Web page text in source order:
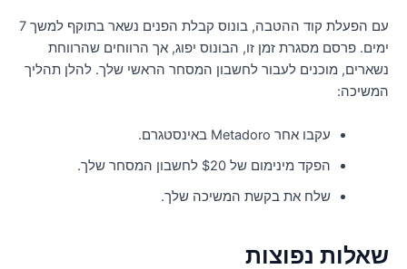
עם הפעלת קוד ההטבה, בונוס קבלת הפנים נשאר בתוקף למשך 7
פרסם מסגרת זמן זו, הבונוס יפוג, אך הרווחים שהרווחת
מוכנים לעבור לחשבון המסחר הראשי שלך. להלן תהליך
עקבו אחר Metadoro באינסטגרם.
הפקד מינימום של $20 לחשבון המסחר שלך.
שלח את בקשת המשיכה שלך.
נפוצות